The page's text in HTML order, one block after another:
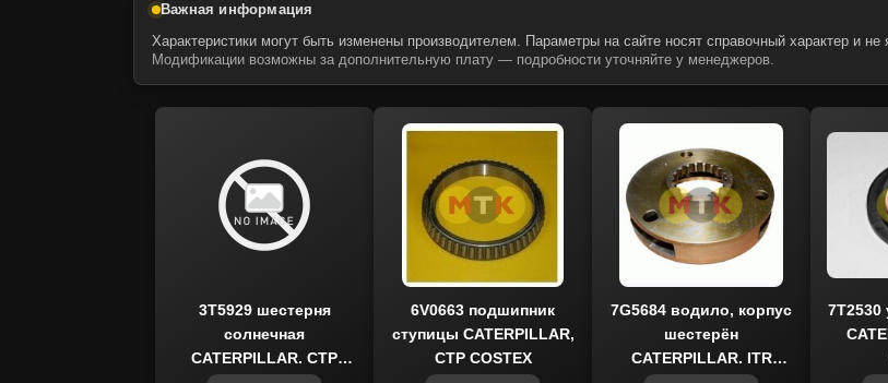
Важная информация
Характеристики могут быть изменены производителем. Параметры на сайте носят справочный характер и
Модификации возможны за дополнительную плату — подробности уточняйте у менеджеров.
3T5929 шестерня
солнечная
CATERPILLAR, CTP
6V0663 подшипник
ступицы CATERPILLAR,
CTP COSTEX
7G5684 водило, корпус
шестерён
CATERPILLAR, ITR
7T2530